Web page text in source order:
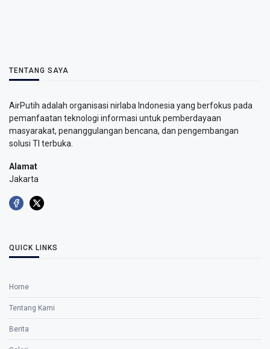
TENTANG SAYA
AirPutih adalah organisasi nirlaba Indonesia yang berfokus pada
pemanfaatan teknologi informasi untuk pemberdayaan
masyarakat, penanggulangan bencana, dan pengembangan
solusi TI terbuka.
Alamat
Jakarta
QUICK LINKS
Home
Tentang Kami
Berita